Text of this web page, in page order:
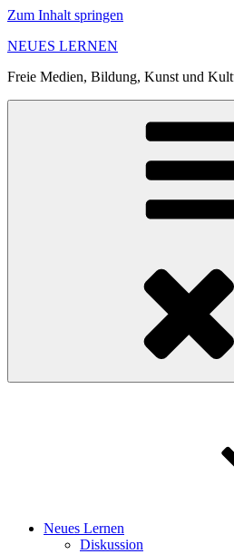
Zum Inhalt springen
NEUES LERNEN
Freie Medien, Bildung, Kunst und
Neues Lernen
Diskussion